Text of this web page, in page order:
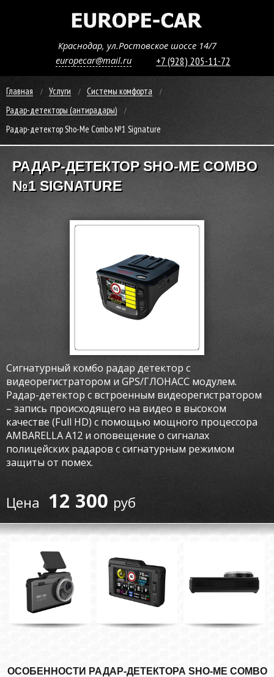
Краснодар, ул.Ростовское шоссе 14/7
europecar@mail.ru
+7 (928) 205-11-72
Главная Услуги
Системы комфорта
Радар-детекторы (антирадары)
Радар-детектор Sho-Me Combo №1 Signature
РАДАР-ДЕТЕКТОР SHO-ME COMBO
№1 SIGNATURE
Сигнатурный комбо радар детектор с
видеорегистратором и GPS/ГЛОНАСС модулем.
Радар-детектор с встроенным видеорегистратором
– запись происходящего на видео в высоком
качестве (Full HD) с помощью мощного процессора
AMBARELLA А12 и оповещение о сигналах
полицейских радаров c сигнатурным режимом
защиты от помех.
12 300 руб
ОСОБЕННОСТИ РАДАР-ДЕТЕКТОРА SHO-ME COMBO